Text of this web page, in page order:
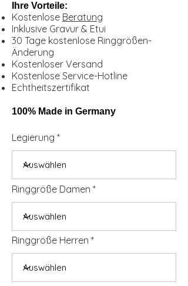
Ihre Vorteile:
Kostenlose Beratung
Inklusive Gravur & Etui
30 Tage kostenlose Ringgrößen-
Änderung
Kostenloser Versand
Kostenlose Service-Hotline
Echtheitszertifikat
100% Made in Germany
Legierung
Ringgröße Damen
Ringgröße Herren